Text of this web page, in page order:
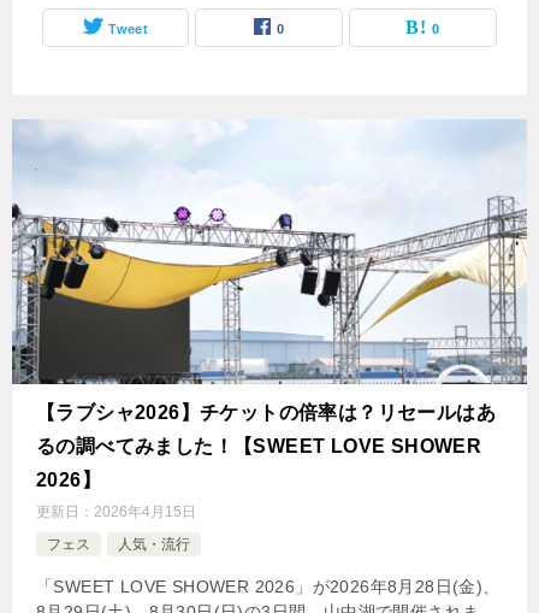
Tweet 0 0
【ラブシャ2026】チケットの倍率は？リセールはあ
るの調べてみました！【SWEET LOVE SHOWER
2026】
更新日： 2026年4月15日
フェス
人気・流行
「SWEET LOVE SHOWER 2026」が2026年8月28日(金)、